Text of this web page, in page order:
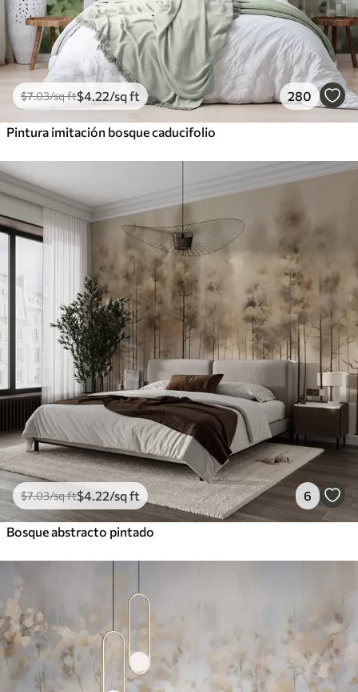
$7.03/sq ft$4 .22/sq ft 280
Pintura imitación bosque caducifolio
$7.03/sq ft$4 .22/sq ft 6
Bosque abstracto pintado